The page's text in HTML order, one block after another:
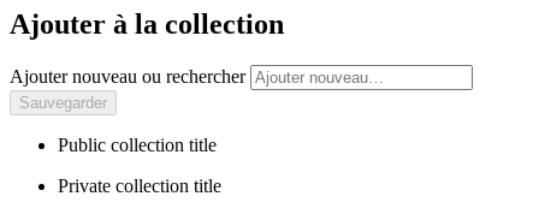
Ajouter à la collection
Ajouter nouveau ou rechercher
Public collection title
Private collection title